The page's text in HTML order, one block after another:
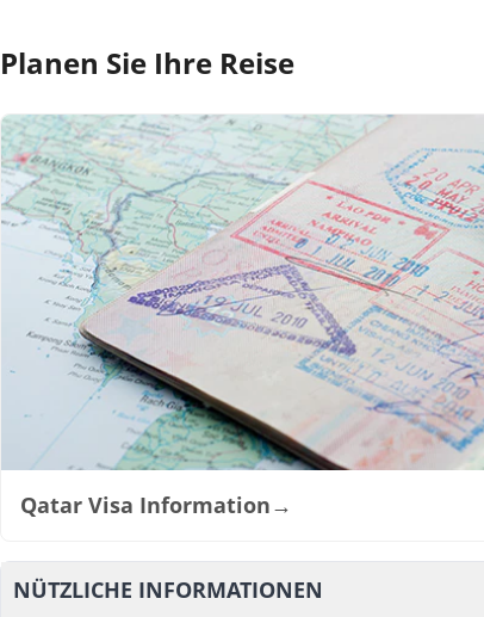
Planen Sie Ihre Reise
Qatar Visa Information→
NÜTZLICHE INFORMATIONEN